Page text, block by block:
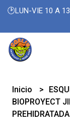
🕑LUN-VIE 10 A
Inicio
BIOPROYECT
PREHIDRATADA